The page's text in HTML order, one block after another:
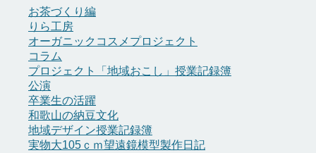
お茶づくり編
りら工房
オーガニックコスメプロジェクト
コラム
プロジェクト「地域おこし」授業記録簿
公演
卒業生の活躍
和歌山の納豆文化
地域デザイン授業記録簿
実物大105ｃｍ望遠鏡模型製作日記